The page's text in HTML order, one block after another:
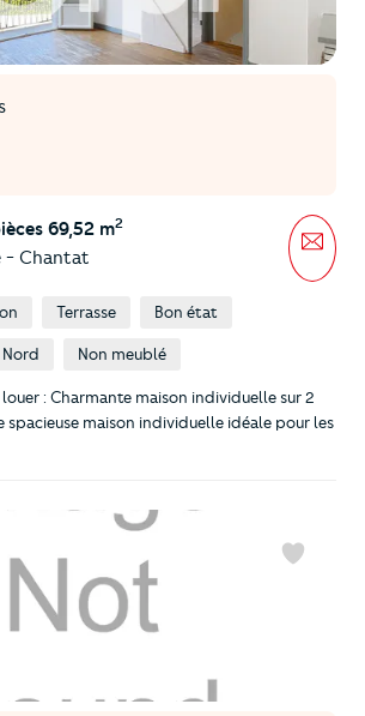
69,52 m2
- Chantat
Terrasse Bon état
Nord Non meublé
louer : Charmante maison individuelle sur 2
spacieuse maison individuelle idéale pour les
Favoris